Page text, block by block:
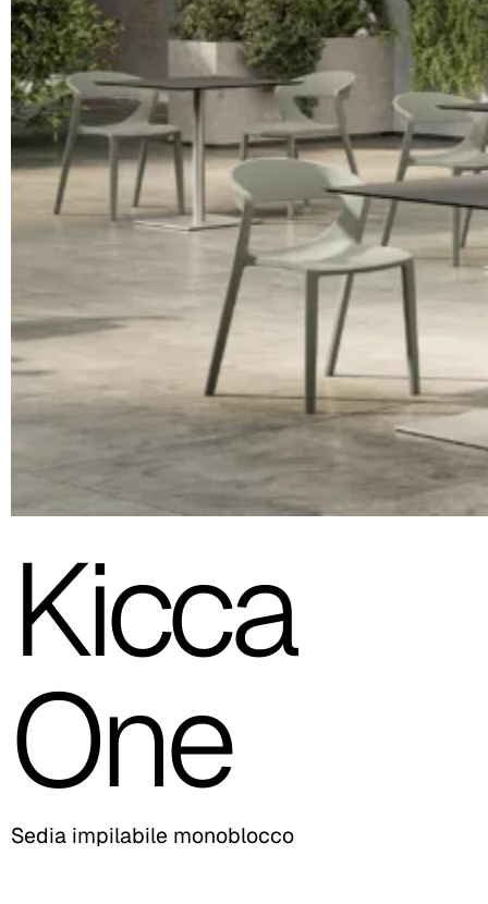
Kicca
One
Sedia impilabile monoblocco